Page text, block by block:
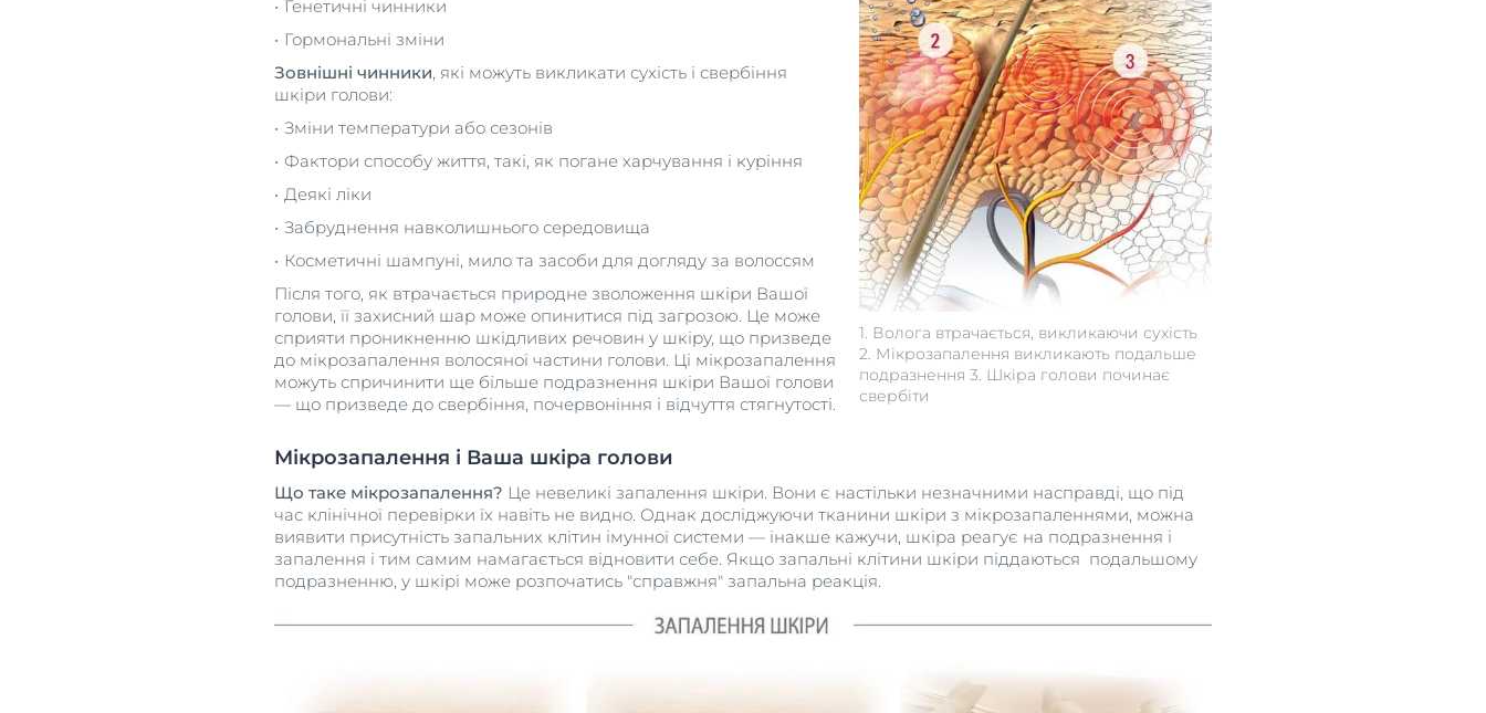
1. Волога втрачається, викликаючи сухість
2. Мікрозапалення викликають подальше
подразнення 3. Шкіра голови починає
свербіти
Генетичні чинники
Гормональні зміни
Зовнішні чинники, які можуть викликати сухість і свербіння
шкіри голови:
Зміни температури або сезонів
Фактори способу життя, такі, як погане харчування і куріння
Деякі ліки
Забруднення навколишнього середовища
Косметичні шампуні, мило та засоби для догляду за волоссям
Після того, як втрачається природне зволоження шкіри Вашої
голови, її захисний шар може опинитися під загрозою. Це може
сприяти проникненню шкідливих речовин у шкіру, що призведе
до мікрозапалення волосяної частини голови. Ці мікрозапалення
можуть спричинити ще більше подразнення шкіри Вашої голови
— що призведе до свербіння, почервоніння і відчуття стягнутості.
Мікрозапалення і Ваша шкіра голови
Що таке мікрозапалення? Це невеликі запалення шкіри. Вони є настільки незначними насправді, що під
час клінічної перевірки їх навіть не видно. Однак досліджуючи тканини шкіри з мікрозапаленнями, можна
виявити присутність запальних клітин імунної системи — інакше кажучи, шкіра реагує на подразнення і
запалення і тим самим намагається відновити себе. Якщо запальні клітини шкіри піддаються подальшому
подразненню, у шкірі може розпочатись "справжня" запальна реакція.